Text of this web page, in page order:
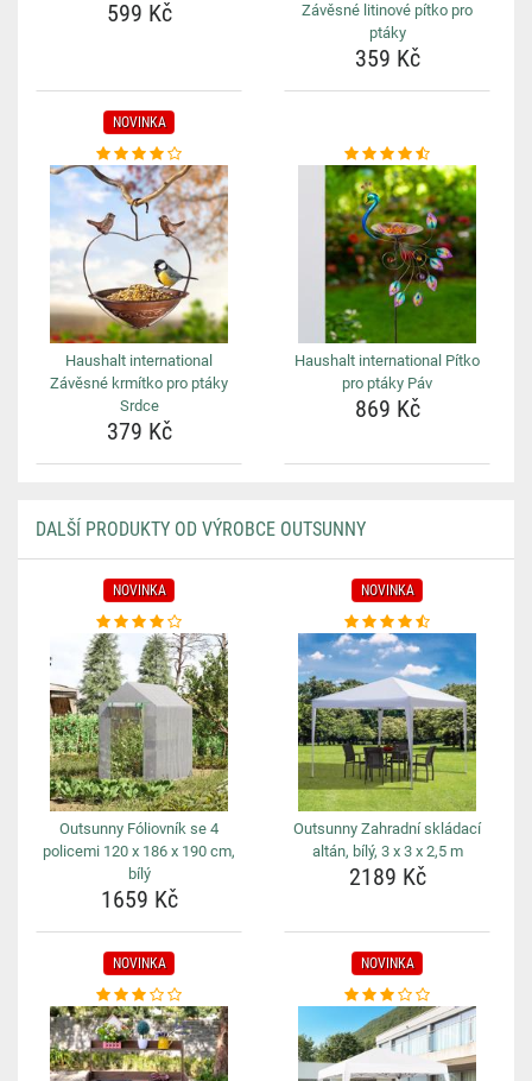
599 Kč
Závěsné litinové pítko pro
ptáky
359 Kč
NOVINKA
Haushalt international
Závěsné krmítko pro ptáky
Srdce
379 Kč
Haushalt international Pítko
pro ptáky Páv
869 Kč
DALŠÍ PRODUKTY OD VÝROBCE OUTSUNNY
NOVINKA
Outsunny Fóliovník se 4
policemi 120 x 186 x 190 cm,
bílý
1659 Kč
NOVINKA
Outsunny Zahradní skládací
altán, bílý, 3 x 3 x 2,5 m
2189 Kč
NOVINKA NOVINKA